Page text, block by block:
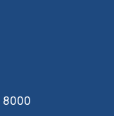
8000